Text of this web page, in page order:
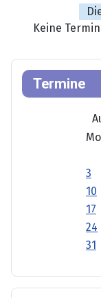
Keine
Termine
Mo
3
10
17
24
31